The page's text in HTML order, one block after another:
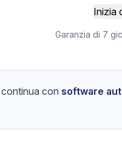
Inizia
Garanzia di 7
continua con software